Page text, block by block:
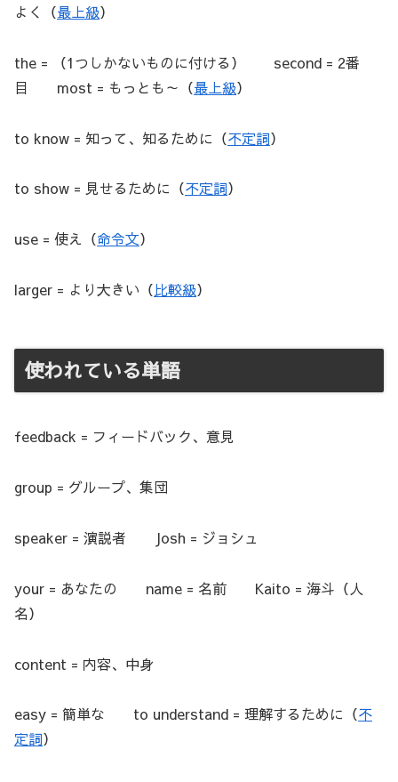
よく（最上級）
the = （1つしかないものに付ける） second = 2番
目 most = もっとも～（最上級）
to know = 知って、知るために（不定詞）
to show = 見せるために（不定詞）
use = 使え（命令文）
larger = より大きい（比較級）
使われている単語
feedback = フィードバック、意見
group = グループ、集団
speaker = 演説者 Josh = ジョシュ
your = あなたの name = 名前 Kaito = 海斗（人
名）
content = 内容、中身
easy = 簡単な to understand = 理解するために（不
定詞）